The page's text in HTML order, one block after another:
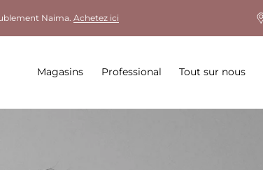
Naima. Achetez ici
Magasins Professional Tout sur nous